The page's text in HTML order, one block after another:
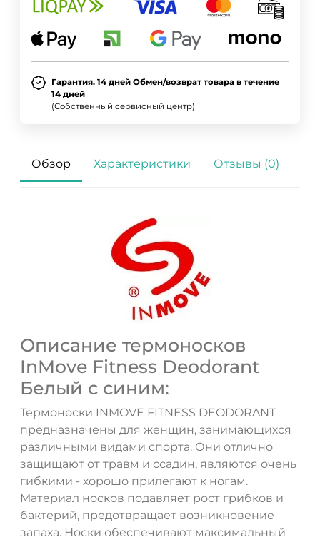
Гарантия. 14 дней Обмен/возврат товара в течение
14 дней
(Собственный сервисный центр)
Обзор Характеристики Отзывы (0)
Описание термоносков
InMove Fitness Deodorant
Белый с синим:
Термоноски INMOVE FITNESS DEODORANT
предназначены для женщин, занимающихся
различными видами спорта. Они отлично
защищают от травм и ссадин, являются очень
гибкими - хорошо прилегают к ногам.
Материал носков подавляет рост грибков и
бактерий, предотвращает возникновение
запаха. Носки обеспечивают максимальный
ДА